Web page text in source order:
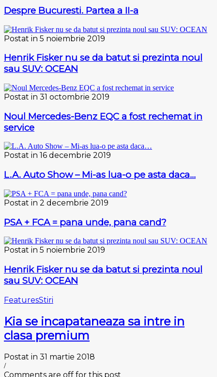
Despre Bucuresti. Partea a II-a
Postat in 5 noiembrie 2019
Henrik Fisker nu se da batut si prezinta noul
sau SUV: OCEAN
Postat in 31 octombrie 2019
Noul Mercedes-Benz EQC a fost rechemat in
service
Postat in 16 decembrie 2019
L.A. Auto Show – Mi-as lua-o pe asta daca…
Postat in 2 decembrie 2019
PSA + FCA = pana unde, pana cand?
Postat in 5 noiembrie 2019
Henrik Fisker nu se da batut si prezinta noul
sau SUV: OCEAN
FeaturesStiri
Kia se incapataneaza sa intre in
clasa premium
Postat in 31 martie 2018
/
Comments are off for this post